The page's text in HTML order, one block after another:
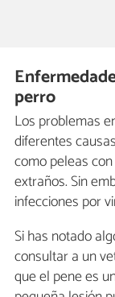
perro
Los problemas
diferentes
como peleas
extraños. Sin
infecciones por
Si has notado
consultar a un
que el pene es